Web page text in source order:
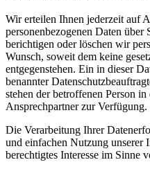
Wir erteilen Ihnen jederzeit auf
personenbezogenen Daten über
berichtigen oder löschen wir
Wunsch, soweit dem keine
entgegenstehen. Ein in dieser
benannter
stehen der betroffenen Person
Ansprechpartner zur Verfügung.
Die Verarbeitung Ihrer
und einfachen Nutzung unserer
berechtigtes Interesse im